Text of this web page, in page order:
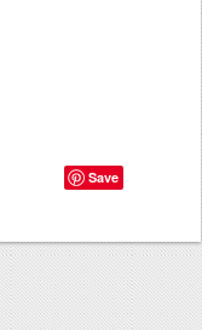
Save